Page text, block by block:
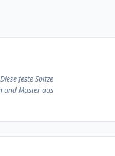
feste Spitze
und Muster aus